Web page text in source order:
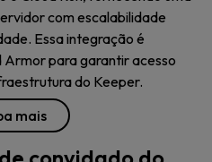
com escalabilidade
Essa integração é
para garantir acesso
do Keeper.
mais